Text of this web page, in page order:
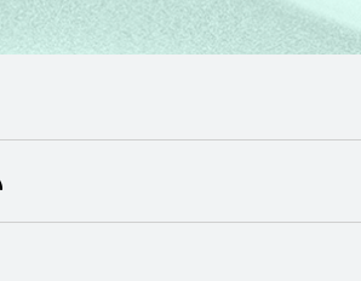
NOVA ABA)
EM NOVA ABA)
(ABRE EM NOVA ABA)
(ABRE EM NOVA ABA)
NIC.BR (ABRE EM NOVA ABA)
DO NIC.BR (ABRE EM NOVA ABA)
DO NIC.BR (ABRE EM NOVA ABA)
DO NIC.BR (ABRE EM NOVA ABA)